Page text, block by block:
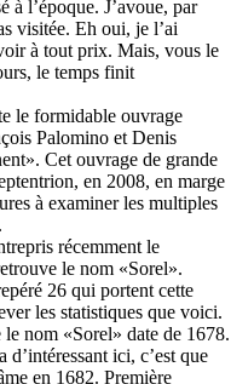
à l’époque. J’avoue, par
visitée. Eh oui, je l’ai
à tout prix. Mais, vous le
le temps finit
le formidable ouvrage
Palomino et Denis
Cet ouvrage de grande
en 2008, en marge
à examiner les multiples
récemment le
le nom «Sorel».
26 qui portent cette
les statistiques que voici.
nom «Sorel» date de 1678.
ici, c’est que
en 1682. Première